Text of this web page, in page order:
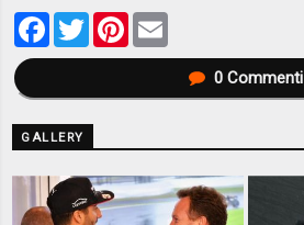
Facebook
TwitterPinterest
0Commenti
GALLERY